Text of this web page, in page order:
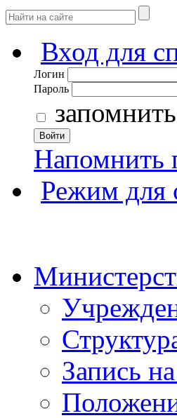
Вход для
Логин
Пароль
Войти
Напомнить
Режим для
Запись